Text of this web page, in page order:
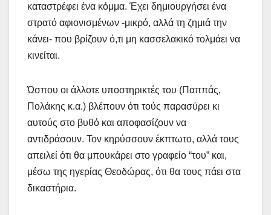
καταστρέφει ένα κόμμα. Έχει δημιουργήσει ένα
στρατό αφιονισμένων -μικρό, αλλά τη ζημιά την
κάνει- που βρίζουν ό,τι μη κασσελακικό τολμάει να
κινείται.
Ώσπου οι άλλοτε υποστηρικτές του (Παππάς,
Πολάκης κ.α.) βλέπουν ότι τούς παρασύρει κι
αυτούς στο βυθό και αποφασίζουν να
αντιδράσουν. Τον κηρύσσουν έκπτωτο, αλλά τους
απειλεί ότι θα μπουκάρει στο γραφείο “του” και,
μέσω της ηγερίας Θεοδώρας, ότι θα τους πάει στα
δικαστήρια.